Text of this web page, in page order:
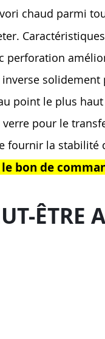
chaud parmi
perforation
solidement
point le plus
pour le
fournir la stabilité
bon de
ÊTRE